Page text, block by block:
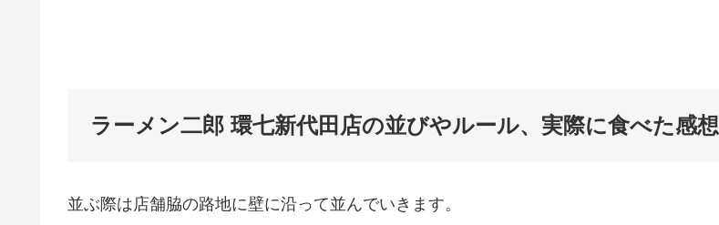
ラーメン二郎 環七新代田店の並びやルール、実際に食べた感想
並ぶ際は店舗脇の路地に壁に沿って並んでいきます。